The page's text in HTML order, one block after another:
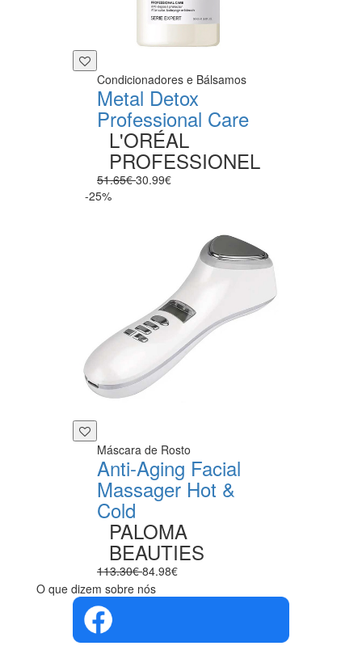
Condicionadores e Bálsamos
Metal Detox
Professional Care
L'ORÉAL
PROFESSIONEL
51.65€30.99€
-25%
Máscara de Rosto
Anti-Aging Facial
Massager Hot &
Cold
PALOMA
BEAUTIES
113.30€84.98€
O que dizem sobre nós